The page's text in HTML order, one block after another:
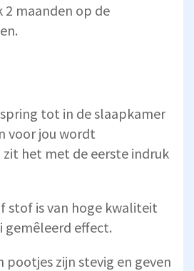
maanden op de
tot in de slaapkamer
voor jou wordt
het met de eerste indruk
stof is van hoge kwaliteit
gemêleerd effect.
pootjes zijn stevig en geven